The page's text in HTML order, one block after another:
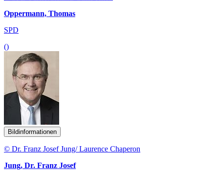
Oppermann, Thomas
SPD
()
Bildinformationen
© Dr. Franz Josef Jung/ Laurence Chaperon
Jung, Dr. Franz Josef